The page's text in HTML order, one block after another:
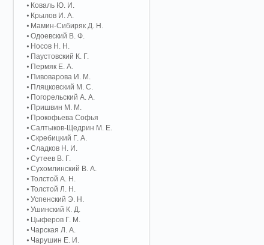
Коваль Ю. И.
Крылов И. А.
Мамин-Сибиряк Д. Н.
Одоевский В. Ф.
Носов Н. Н.
Паустовский К. Г.
Пермяк Е. А.
Пивоварова И. М.
Пляцковский М. С.
Погорельский А. A.
Пришвин М. М.
Прокофьева Софья
Салтыков-Щедрин М. Е.
Скребицкий Г. А.
Сладков Н. И.
Сутеев В. Г.
Сухомлинский В. А.
Толстой А. Н.
Толстой Л. Н.
Успенский Э. Н.
Ушинский К. Д.
Цыферов Г. М.
Чарская Л. А.
Чарушин Е. И.